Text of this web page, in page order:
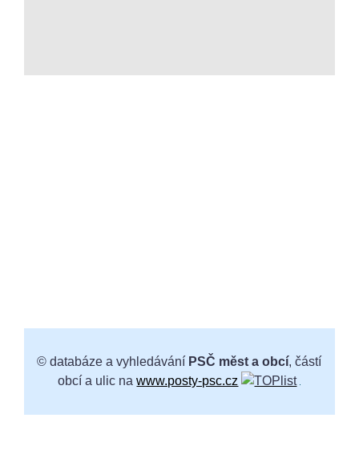
© databáze a vyhledávání PSČ měst a obcí, částí
obcí a ulic nawww.posty-psc.cz